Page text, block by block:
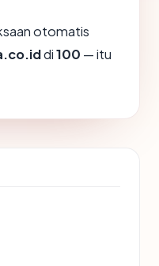
otomatis
di100 — itu